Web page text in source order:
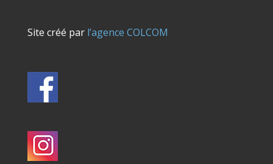
Site créé parl’agence COLCOM